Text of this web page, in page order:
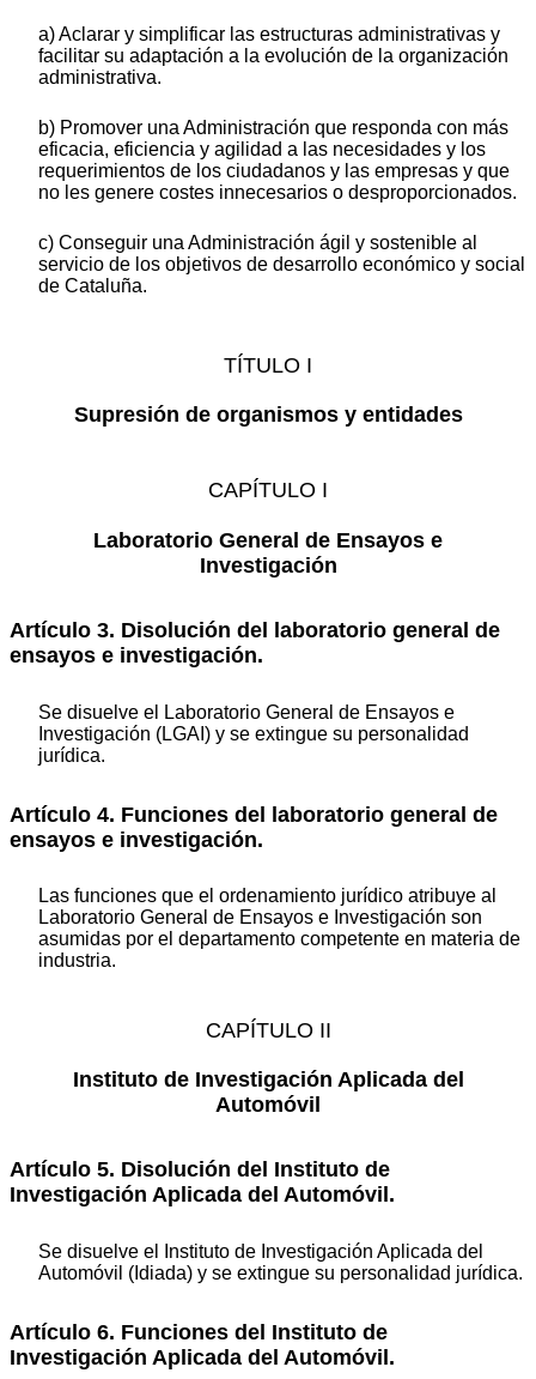
a) Aclarar y simplificar las estructuras administrativas y
facilitar su adaptación a la evolución de la organización
administrativa.
b) Promover una Administración que responda con más
eficacia, eficiencia y agilidad a las necesidades y los
requerimientos de los ciudadanos y las empresas y que
no les genere costes innecesarios o desproporcionados.
c) Conseguir una Administración ágil y sostenible al
servicio de los objetivos de desarrollo económico y social
de Cataluña.
TÍTULO I
Supresión de organismos y entidades
CAPÍTULO I
Laboratorio General de Ensayos e
Investigación
Artículo 3. Disolución del laboratorio general de
ensayos e investigación.
Se disuelve el Laboratorio General de Ensayos e
Investigación (LGAI) y se extingue su personalidad
jurídica.
Artículo 4. Funciones del laboratorio general de
ensayos e investigación.
Las funciones que el ordenamiento jurídico atribuye al
Laboratorio General de Ensayos e Investigación son
asumidas por el departamento competente en materia de
industria.
CAPÍTULO II
Instituto de Investigación Aplicada del
Automóvil
Artículo 5. Disolución del Instituto de
Investigación Aplicada del Automóvil.
Se disuelve el Instituto de Investigación Aplicada del
Automóvil (Idiada) y se extingue su personalidad jurídica.
Artículo 6. Funciones del Instituto de
Investigación Aplicada del Automóvil.